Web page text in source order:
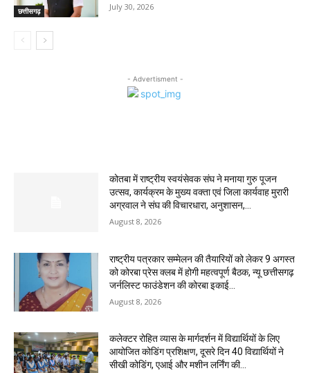
छत्तीसगढ़ July 30, 2026
- Advertisment -
कोतबा में राष्ट्रीय स्वयंसेवक संघ ने मनाया गुरु पूजन
उत्सव, कार्यक्रम के मुख्य वक्ता एवं जिला कार्यवाह मुरारी
अग्रवाल ने संघ की विचारधारा, अनुशासन,...
August 8, 2026
राष्ट्रीय पत्रकार सम्मेलन की तैयारियों को लेकर 9 अगस्त
को कोरबा प्रेस क्लब में होगी महत्वपूर्ण बैठक, न्यू छत्तीसगढ़
जर्नलिस्ट फाउंडेशन की कोरबा इकाई...
August 8, 2026
कलेक्टर रोहित व्यास के मार्गदर्शन में विद्यार्थियों के लिए
आयोजित कोडिंग प्रशिक्षण, दूसरे दिन 40 विद्यार्थियों ने
सीखी कोडिंग, एआई और मशीन लर्निंग की...